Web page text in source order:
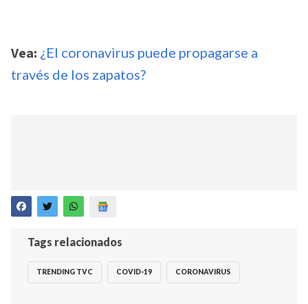
Vea: ¿El coronavirus puede propagarse a
través de los zapatos?
Tags relacionados
TRENDING TVC COVID-19 CORONAVIRUS